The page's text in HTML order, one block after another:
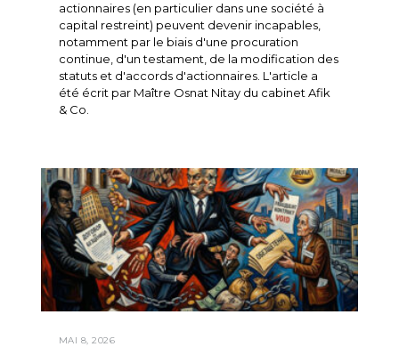
actionnaires (en particulier dans une société à
capital restreint) peuvent devenir incapables,
notamment par le biais d'une procuration
continue, d'un testament, de la modification des
statuts et d'accords d'actionnaires. L'article a
été écrit par Maître Osnat Nitay du cabinet Afik
& Co.
MAI 8, 2026